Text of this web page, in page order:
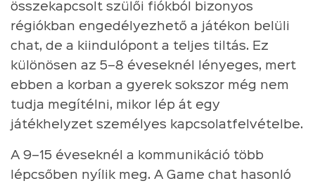
összekapcsolt szülői fiókból bizonyos
régiókban engedélyezhető a játékon belüli
chat, de a kiindulópont a teljes tiltás. Ez
különösen az 5–8 éveseknél lényeges, mert
ebben a korban a gyerek sokszor még nem
tudja megítélni, mikor lép át egy
játékhelyzet személyes kapcsolatfelvételbe.
A 9–15 éveseknél a kommunikáció több
lépcsőben nyílik meg. A Game chat hasonló